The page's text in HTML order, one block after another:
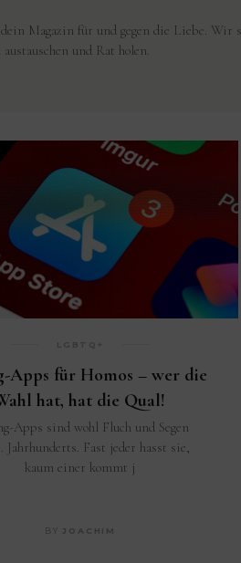
Magazin für und gegen die Liebe. Wir
und Rat holen.
LGBTQ+
Apps für Homos – wer die
hat, hat die Qual!
Apps sind wohl Fluch und Segen
Jahrhunderts. Fast jeder hasst sie,
kaum einer kommt j
BY JOACHIM